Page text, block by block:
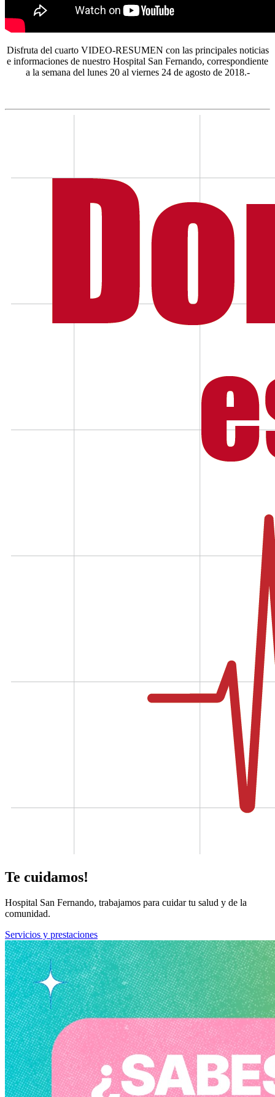
Disfruta del cuarto VIDEO-RESUMEN con las principales noticias
e informaciones de nuestro Hospital San Fernando, correspondiente
a la semana del lunes 20 al viernes 24 de agosto de 2018.-
Te cuidamos!
Hospital San Fernando, trabajamos para cuidar tu salud y de la
comunidad.
Servicios y prestaciones